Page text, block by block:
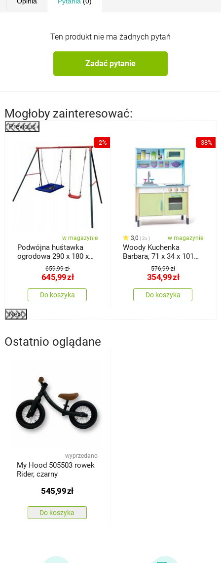
Ten produkt nie ma żadnych pytań
Zadać pytanie
Mogłoby zainteresować:
Previous
-2%
w magazynie
Podwójna huśtawka
ogrodowa 290 x 180 x
659,99 zł
645,99zł
Do koszyka
-38%
3,0 2x w magazynie
Woody Kuchenka
Barbara, 71 x 34 x 101
576,99 zł
354,99zł
Do koszyka
Next
Ostatnio oglądane
wyprzedano
My Hood 505503 rowek
Rider, czarny
545,99zł
Do koszyka